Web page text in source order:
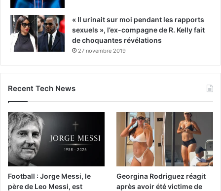
« Il urinait sur moi pendant les rapports
sexuels », l’ex-compagne de R. Kelly fait
de choquantes révélations
27 novembre 2019
Recent Tech News
Football : Jorge Messi, le
père de Leo Messi, est
Georgina Rodriguez réagit
après avoir été victime de